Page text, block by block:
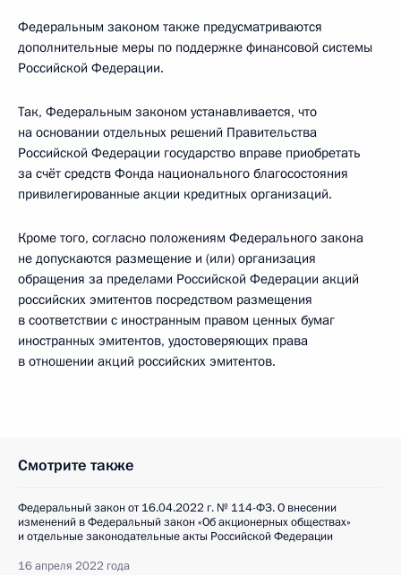
Федеральным законом также предусматриваются
дополнительные меры по поддержке финансовой системы
Российской Федерации.
Так, Федеральным законом устанавливается, что
на основании отдельных решений Правительства
Российской Федерации государство вправе приобретать
за счёт средств Фонда национального благосостояния
привилегированные акции кредитных организаций.
Кроме того, согласно положениям Федерального закона
не допускаются размещение и (или) организация
обращения за пределами Российской Федерации акций
российских эмитентов посредством размещения
в соответствии с иностранным правом ценных бумаг
иностранных эмитентов, удостоверяющих права
в отношении акций российских эмитентов.
Смотрите также
Федеральный закон от 16.04.2022 г. № 114-ФЗ. О внесении
изменений в Федеральный закон «Об акционерных обществах»
и отдельные законодательные акты Российской Федерации
16 апреля 2022 года